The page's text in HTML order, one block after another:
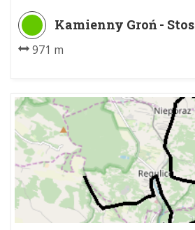
Kamienny Groń - Stos
971 m